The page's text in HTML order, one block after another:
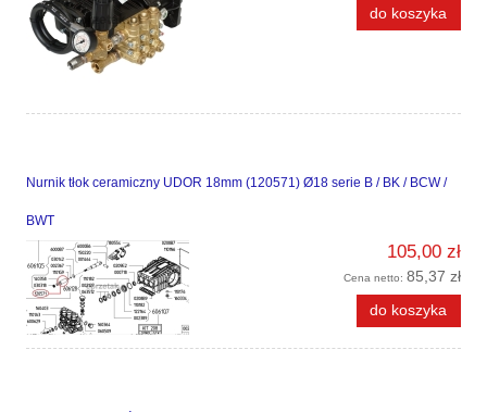
do koszyka
Nurnik tłok ceramiczny UDOR 18mm (120571) Ø18 serie B / BK / BCW /
BWT
105,00 zł
Cena netto: 85,37 zł
do koszyka